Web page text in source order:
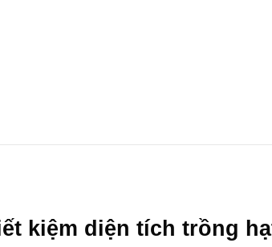
kiệm diện tích trồng